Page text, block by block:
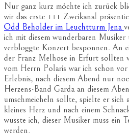
Nur ganz kurz möchte ich zurück
wir das erste +++ Zweikanal
Odd Beholder im Leuchtturm Jena
ich mit diesem wunderbaren
verbloggte Konzert besponnen. An
der Franz Melhose in Erfurt sollten
vom Herrn Polaris war ich schon vor
Erlebnis, nach diesem Abend nur
Herzens-Band Garda an diesem
umschmeicheln sollte, spielte er sich
kleines Herz und nach einem
wusste ich, dieser Musiker muss ein
werden.